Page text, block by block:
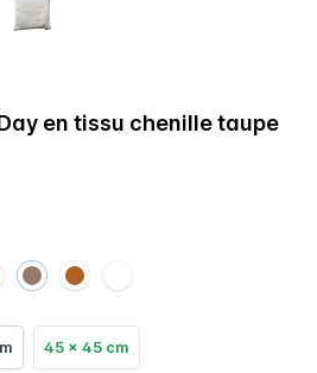
en tissu chenille taupe
45 x 45 cm